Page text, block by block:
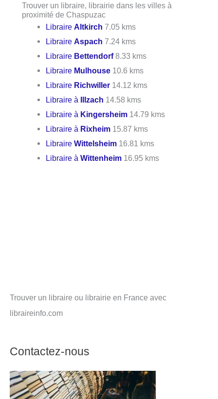
Trouver un libraire, librairie dans les villes à
proximité de Chaspuzac
LibraireAltkirch 7.05 kms
LibraireAspach 7.24 kms
Libraire Bettendorf8.33 kms
Libraire Mulhouse 10.6 kms
Libraire Richwiller 14.12 kms
Libraire à Illzach 14.58 kms
Libraire à Kingersheim 14.79 kms
Libraire à Rixheim 15.87 kms
LibraireWittelsheim 16.81 kms
Libraire àWittenheim 16.95 kms
Trouver un libraire ou librairie en France avec
libraireinfo.com
Contactez-nous